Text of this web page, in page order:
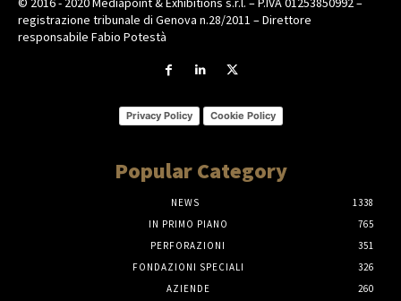
registrazione tribunale di Genova n.28/2011 – Direttore
responsabile Fabio Potestà
Privacy Policy Cookie Policy
Popular Category
NEWS
1338
IN PRIMO PIANO
765
PERFORAZIONI
351
FONDAZIONI SPECIALI
326
AZIENDE
260